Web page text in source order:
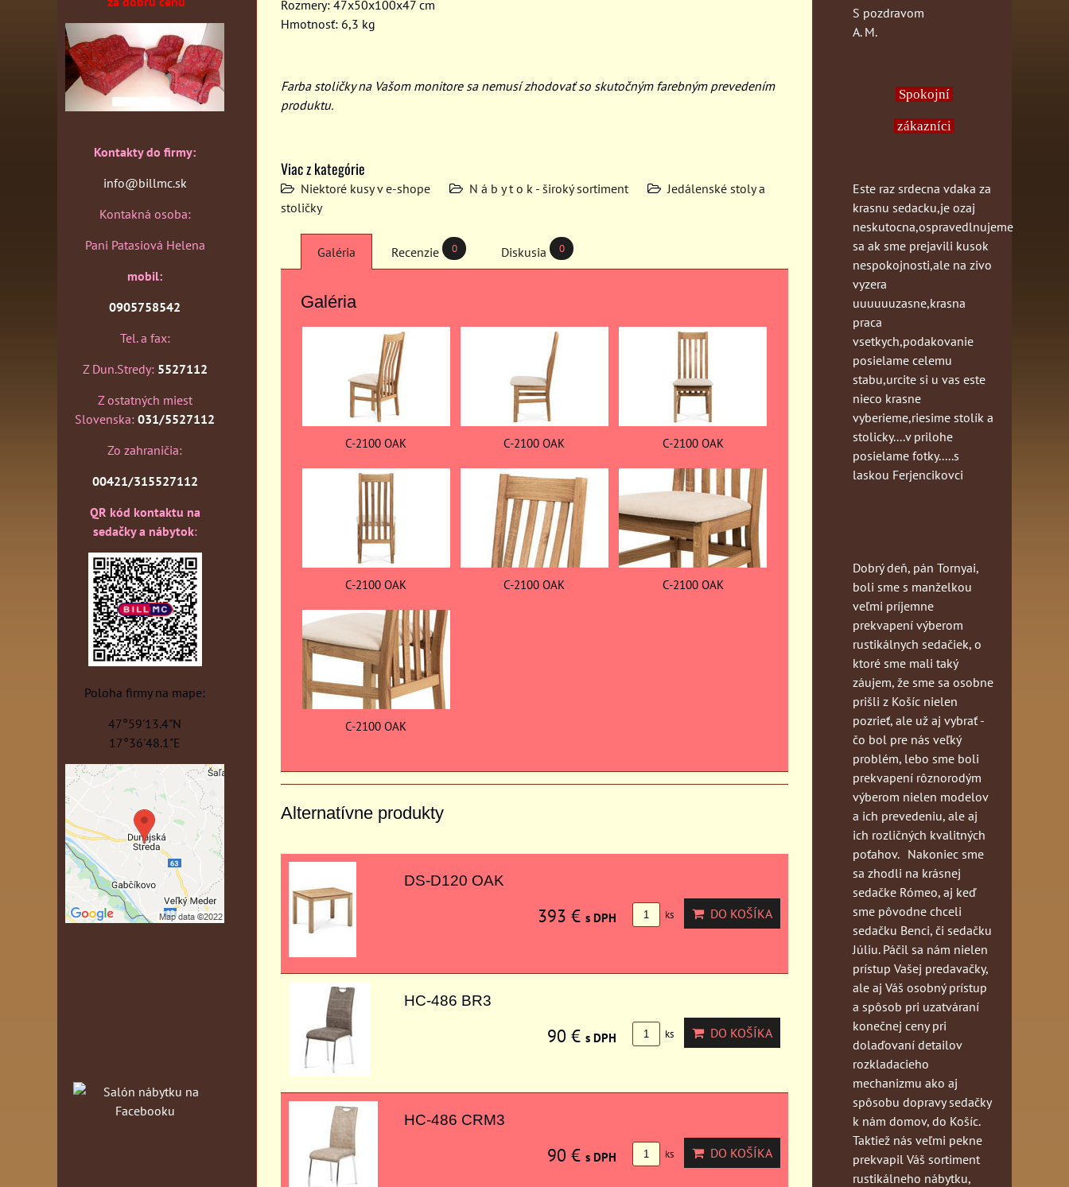
Rozmery: 47x50x100x47 cm
Hmotnosť: 6,3 kg
Farba stoličky na Vašom monitore sa nemusí zhodovať so skutočným farebným prevedením
produktu.
Viac z kategórie
Niektoré kusy v e-shope N á b y t o k - široký sortiment
Jedálenské stoly a
stoličky
Galéria Recenzie 0 Diskusia 0
Galéria
C-2100 OAK C-2100 OAK C-2100 OAK
C-2100 OAK C-2100 OAK C-2100 OAK
C-2100 OAK
Alternatívne produkty
DS-D120 OAK
393 € s DPH ks DO KOŠÍKA
HC-486 BR3
90 € s DPH ks DO KOŠÍKA
HC-486 CRM3
90 € s DPH ks DO KOŠÍKA
Kontakty do firmy:
info@billmc.sk
Kontakná osoba:
Pani Patasiová Helena
mobil:
0905758542
Tel. a fax:
Z Dun.Stredy: 5527112
Z ostatných miest
Slovenska: 031/5527112
Zo zahraničia:
00421/315527112
QR kód kontaktu na
sedačky a nábytok:
Poloha firmy na mape:
47°59'13.4"N
17°36'48.1"E
S pozdravom
A. M.
Spokojní
zákazníci
Este raz srdecna vdaka za
krasnu sedacku,je ozaj
neskutocna,ospravedlnujeme
sa ak sme prejavili kusok
nespokojnosti,ale na zivo
vyzera
uuuuuuzasne,krasna
praca
vsetkych,podakovanie
posielame celemu
stabu,urcite si u vas este
nieco krasne
vyberieme,riesime stolík a
stolicky....v prilohe
posielame fotky.....s
laskou Ferjencikovci
Dobrý deň, pán Tornyai,
boli sme s manželkou
veľmi príjemne
prekvapení výberom
rustikálnych sedačiek, o
ktoré sme mali taký
záujem, že sme sa osobne
prišli z Košíc nielen
pozrieť, ale už aj vybrať -
čo bol pre nás veľký
problém, lebo sme boli
prekvapení rôznorodým
výberom nielen modelov
a ich prevedeniu, ale aj
ich rozličných kvalitných
poťahov. Nakoniec sme
sa zhodli na krásnej
sedačke Rómeo, aj keď
sme pôvodne chceli
sedačku Benci, či sedačku
Júliu. Páčil sa nám nielen
prístup Vašej predavačky,
ale aj Váš osobný prístup
a spôsob pri uzatváraní
konečnej ceny pri
dolaďovaní detailov
rozkladacieho
mechanizmu ako aj
spôsobu dopravy sedačky
k nám domov, do Košíc.
Taktiež nás veľmi pekne
prekvapil Váš sortiment
rustikálneho nábytku,